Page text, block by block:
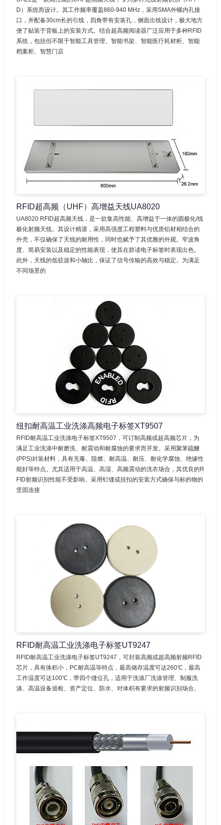
D）系统而设计。其工作频率覆盖860-940 MHz，采用SMA外螺内孔接
口，并配备30cm长的引线，四角带有安装孔，侧面出线设计，极大地方
便了贴装于背板上的安装方式。结合超高频阅读器广泛应用于多种RFID
系统，包括但不限于智能工具管理、智能书架、智能医疗耗材柜、智能
档案柜、智慧门店
RFID超高频（UHF）高增益天线UA8020
UA8020 RFID超高频天线，是一款集高性能、高增益于一体的圆极化/线
极化射频天线。其设计精湛，采用高强度工程塑料与优质铝材相结合的
外壳，不仅确保了天线的耐用性，同时也赋予了其优雅的外观。窄波角
度、简易安装以及稳定的性能表现，使其在群读电子标签时表现出色。
此外，天线的低驻波和小轴比，保证了信号传输的高效与稳定。为满足
不同场景的
纽扣耐高温工业洗涤高频电子标签XT9507
RFID耐高温工业洗涤电子标签XT9507，可订制高频或超高频芯片，为
满足工业洗涤中耐磨洗、耐震动和耐腐蚀的要求而开发。采用聚苯硫醚
(PPS)封装材料，具有无毒、阻燃、耐高温、耐压、耐化学腐蚀、绝缘性
能好等特点。尤其适用于高温、高湿、高频震动的洗衣场合，其优良的R
FID射频识别性能不受影响。采用钉缝或挂扣的安装方式确保与标的物的
坚固连接
RFID耐高温工业洗涤电子标签UT9247
RFID耐高温工业洗涤电子标签UT9247，可封装高频或超高频射频RFID
芯片，具有体积小，PC耐高温等特点，最高储存温度可达260℃，最高
工作温度可达100℃，带四个缝位孔，适用于洗涤厂洗涤管理、制服洗
涤、高温设备巡检、资产定位、防水、对体积有要求的射频识别场合。